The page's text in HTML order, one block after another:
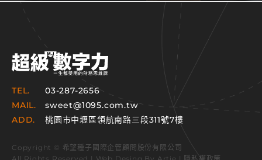
TEL.
03-287-2656
MAIL.
sweet@1095.com.tw
ADD.
桃園市中壢區領航南路三段311號7樓
Copyright © 希望種子國際企管顧問股份有限公司